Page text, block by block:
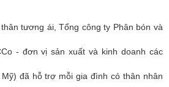
tương ái, Tổng công ty Phân bón và
- đơn vị sản xuất và kinh doanh các
đã hỗ trợ mỗi gia đình có thân nhân